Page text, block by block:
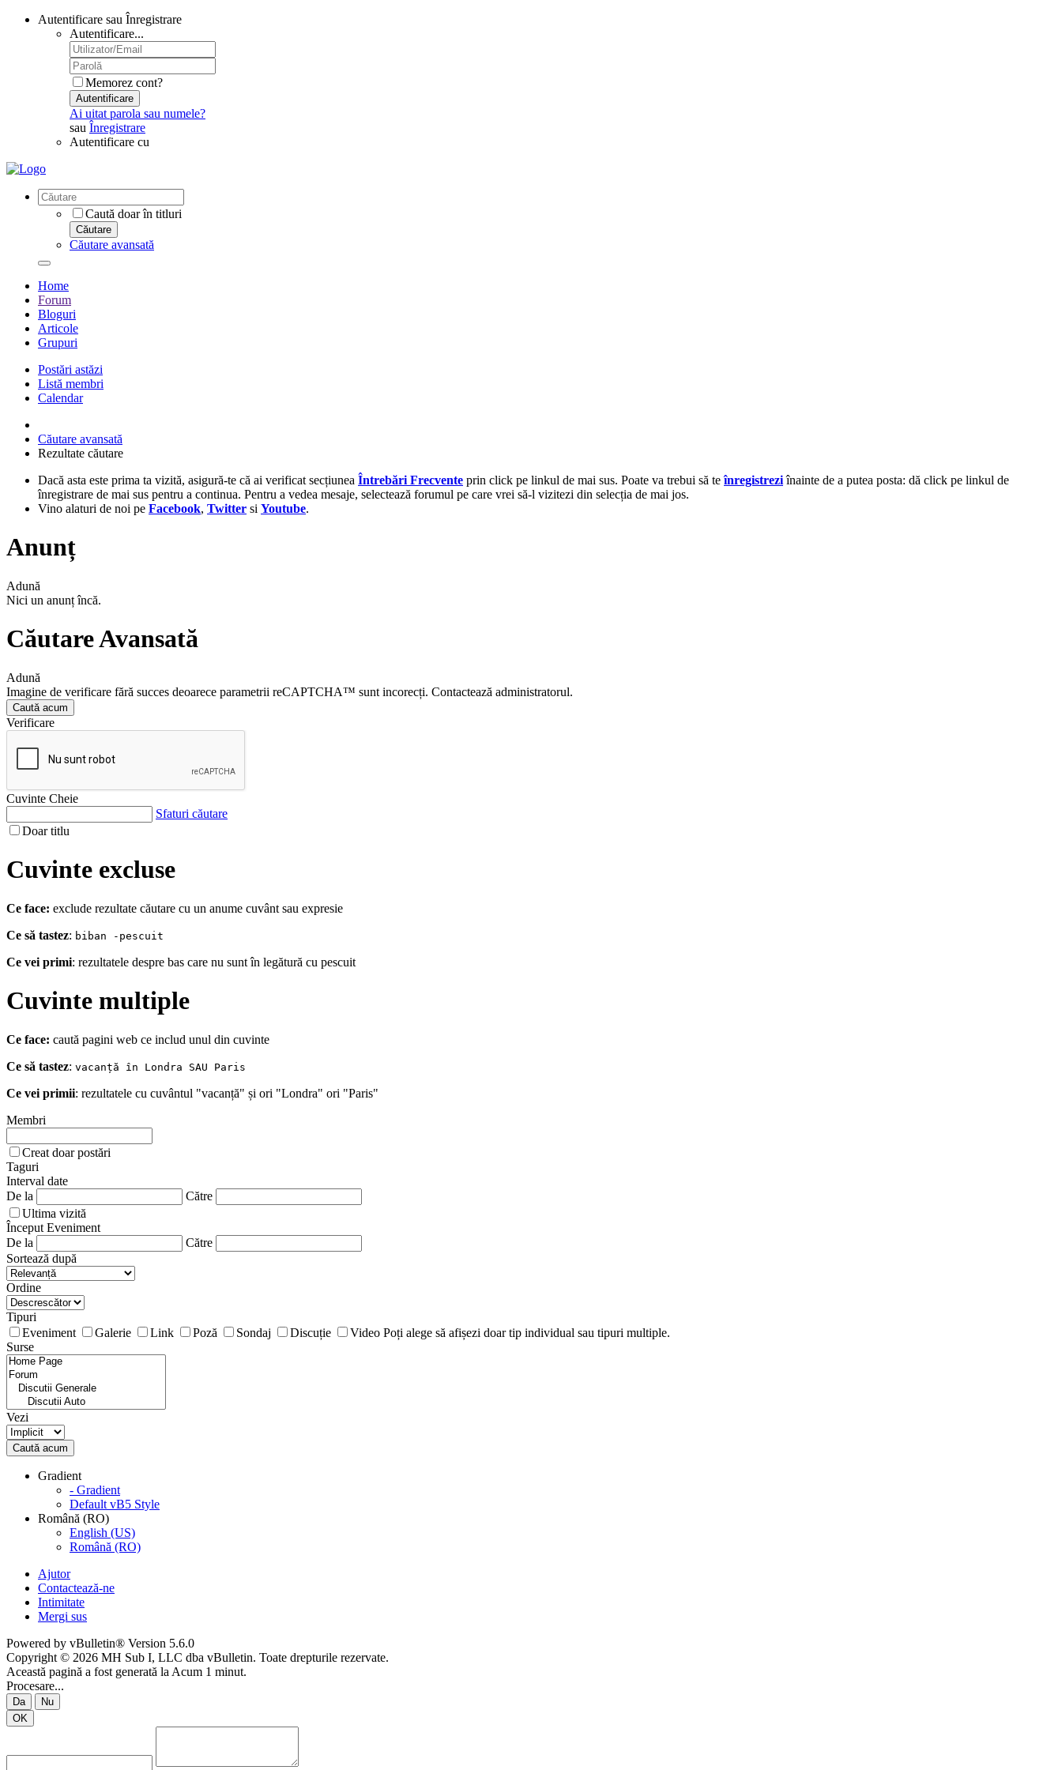
Autentificare sau Înregistrare
Autentificare...
Memorez cont?
Autentificare
Ai uitat parola sau numele?
sau Înregistrare
Autentificare cu
Caută doar în titluri
Căutare
Căutare avansată
Home
Forum
Bloguri
Articole
Grupuri
Postări astăzi
Listă membri
Calendar
Căutare avansată
Rezultate căutare
Dacă asta este prima ta vizită, asigură-te că ai verificat secțiunea Întrebări Frecvente prin click pe linkul de mai sus. Poate va trebui să teînregistreziînainte de a putea posta: dă click pe linkul de
înregistrare de mai sus pentru a continua. Pentru a vedea mesaje, selectează forumul pe care vrei să-l vizitezi din selecția de mai jos.
Vino alaturi de noi pe Facebook, Twitter si Youtube.
Anunț
Adună
Nici un anunț încă.
Căutare Avansată
Adună
Imagine de verificare fără succes deoarece parametrii reCAPTCHA™ sunt incorecți. Contactează administratorul.
Caută acum
Verificare
Cuvinte Cheie
Sfaturi căutare
Doar titlu
Cuvinte excluse
Ce face: exclude rezultate căutare cu un anume cuvânt sau expresie
Ce să tastez: biban -pescuit
Ce vei primi: rezultatele despre bas care nu sunt în legătură cu pescuit
Cuvinte multiple
Ce face: caută pagini web ce includ unul din cuvinte
Ce să tastez: vacanță în Londra SAU Paris
Ce vei primii: rezultatele cu cuvântul "vacanță" și ori "Londra" ori "Paris"
Membri
Creat doar postări
Taguri
Interval date
De la
Către
Ultima vizită
Început Eveniment
De la
Către
Sortează după
Ordine
Tipuri
Eveniment
Galerie Link Poză Sondaj Discuție Video Poți alege să afișezi doar tip individual sau tipuri multiple.
Surse
Vezi
Caută acum
Gradient
- Gradient
Default vB5 Style
Română (RO)
English (US)
Română (RO)
Ajutor
Contactează-ne
Intimitate
Mergi sus
Powered by vBulletin® Version 5.6.0
Copyright © 2026 MH Sub I, LLC dba vBulletin. Toate drepturile rezervate.
Această pagină a fost generată la Acum 1 minut.
Procesare...
Da
Nu
OK